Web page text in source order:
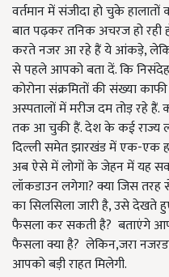
वर्तमान में संजीदा हो चुके
बात पढ़कर तनिक अचरज हो रही
करते नजर आ रहे हैं ये आंकड़े,
से पहले आपको बता दें. कि
कोरोना संक्रमितों की संख्या
अस्पतालों में मरीज दम तोड़ रहे हैं.
तक आ चुकी हैं. देश के कई राज्य
दिल्ली समेत झारखंड में एक-एक
अब ऐसे में लोगों के जेहन में यह
लॉकडाउन लगेगा? क्या जिस
का सिलसिला जारी है, उसे देखते
फैसला कर सकती है? बताएंगे
फैसला क्या है? लेकिन,जरा
आपको बड़ी राहत मिलेगी.